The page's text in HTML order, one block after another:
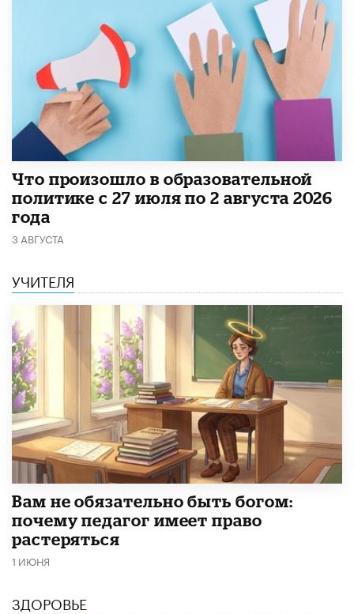
​Что произошло в образовательной
политике с 27 июля по 2 августа 2026
года
3 АВГУСТА
УЧИТЕЛЯ
​Вам не обязательно быть богом:
почему педагог имеет право
растеряться
1 ИЮНЯ
ЗДОРОВЬЕ